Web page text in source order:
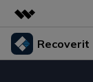
ProductosRecoverit